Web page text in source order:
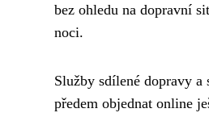
bez ohledu na dopravní
noci.
Služby sdílené dopravy
předem objednat online